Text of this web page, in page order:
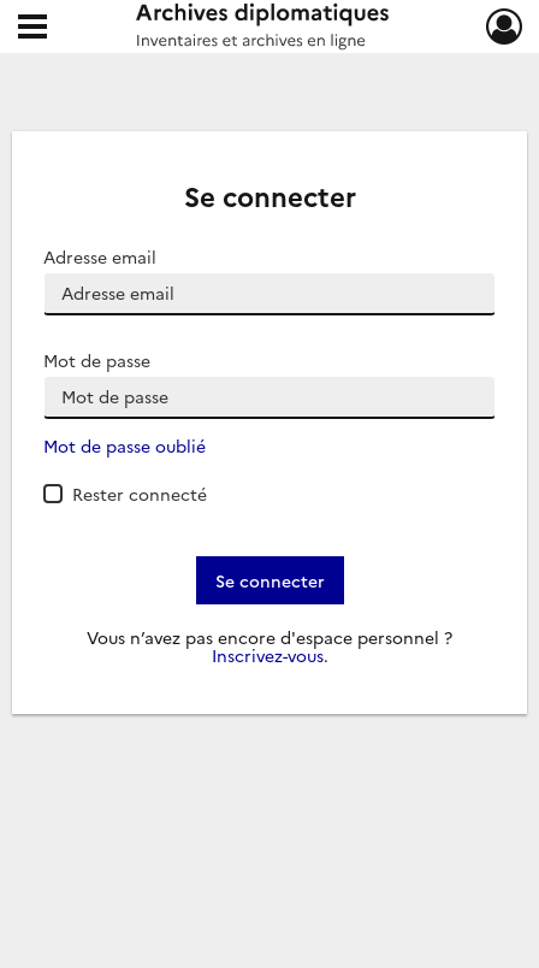
Archives diplomatiques
Ouvrir le menu déroulant
Se connecter
Adresse email
Mot de passe
Mot de passe oublié
Rester connecté
Se connecter
Vous n’avez pas encore d'espace personnel ?
Inscrivez-vous.